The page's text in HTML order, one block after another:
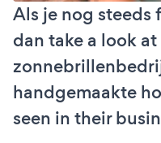
Als je nog
dan take a look
handgemaakte
seen in their